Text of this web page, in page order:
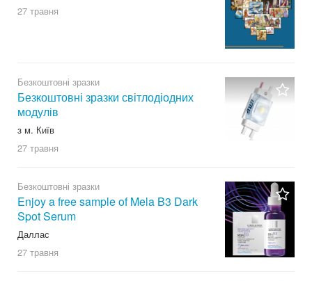
27 травня
Безкоштовні зразки
Безкоштовні зразки світлодіодних
модулів
з м. Київ
27 травня
Безкоштовні зразки
Enjoy a free sample of Mela B3 Dark
Spot Serum
Даллас
27 травня